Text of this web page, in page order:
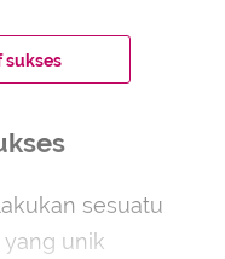
sukses
sesuatu
unik